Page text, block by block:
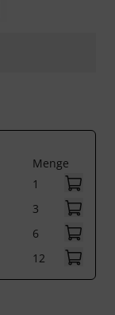
Menge
1
3
6
12